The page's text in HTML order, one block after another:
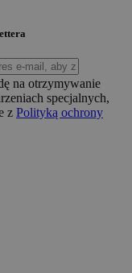
na otrzymywanie
specjalnych,
z Polityką ochrony